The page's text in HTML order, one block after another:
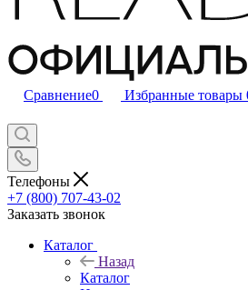
Сравнение0 Избранные товары
Телефоны
+7 (800) 707-43-02
Заказать звонок
Каталог
Назад
Каталог